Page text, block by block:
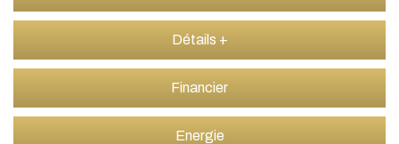
Détails +
Financier
Energie